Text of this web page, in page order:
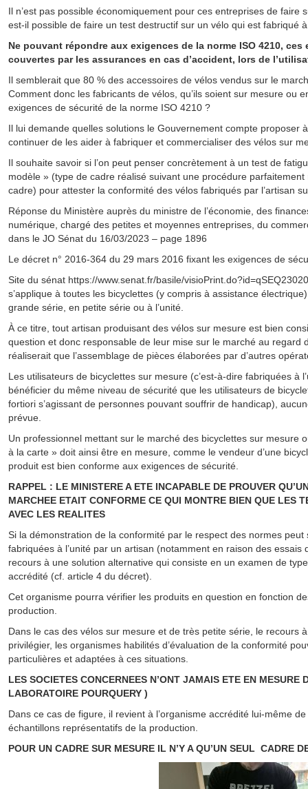
Il n’est pas possible économiquement pour ces entreprises de faire
est-il possible de faire un test destructif sur un vélo qui est fabriqué à
Ne pouvant répondre aux exigences de la norme ISO 4210,
couvertes par les assurances en cas d’accident, lors de
Il semblerait que 80 % des accessoires de vélos vendus sur le
Comment donc les fabricants de vélos, qu’ils soient sur mesure ou
exigences de sécurité de la norme ISO 4210 ?
Il lui demande quelles solutions le Gouvernement compte proposer
continuer de les aider à fabriquer et commercialiser des vélos sur
Il souhaite savoir si l’on peut penser concrètement à un test de
modèle » (type de cadre réalisé suivant une procédure
cadre) pour attester la conformité des vélos fabriqués par l’artisan
Réponse du Ministère auprès du ministre de l’économie, des
numérique, chargé des petites et moyennes entreprises, du
dans le JO Sénat du 16/03/2023 – page 1896
Le décret n° 2016-364 du 29 mars 2016 fixant les exigences de
Site du sénat https://www.senat.fr/basile/
s’applique à toutes les bicyclettes (y compris à assistance
grande série, en petite série ou à l’unité.
À ce titre, tout artisan produisant des vélos sur mesure est bien
question et donc responsable de leur mise sur le marché au regard
réaliserait que l’assemblage de pièces élaborées par d’autres
Les utilisateurs de bicyclettes sur mesure (c’est-à-dire fabriquées à
bénéficier du même niveau de sécurité que les utilisateurs de
fortiori s’agissant de personnes pouvant souffrir de handicap),
prévue.
Un professionnel mettant sur le marché des bicyclettes sur mesure
à la carte » doit ainsi être en mesure, comme le vendeur d’une
produit est bien conforme aux exigences de sécurité.
RAPPEL : LE MINISTERE A ETE INCAPABLE DE PROUVER
MARCHEE ETAIT CONFORME CE QUI MONTRE BIEN QUE LES
AVEC LES REALITES
Si la démonstration de la conformité par le respect des normes
fabriquées à l’unité par un artisan (notamment en raison des
recours à une solution alternative qui consiste en un examen de
accrédité (cf. article 4 du décret).
Cet organisme pourra vérifier les produits en question en fonction
production.
Dans le cas des vélos sur mesure et de très petite série, le recours
privilégier, les organismes habilités d’évaluation de la conformité
particulières et adaptées à ces situations.
LES SOCIETES CONCERNEES N’ONT JAMAIS ETE EN MESURE
LABORATOIRE POURQUERY )
Dans ce cas de figure, il revient à l’organisme accrédité lui-même
échantillons représentatifs de la production.
POUR UN CADRE SUR MESURE IL N’Y A QU’UN SEUL CADRE